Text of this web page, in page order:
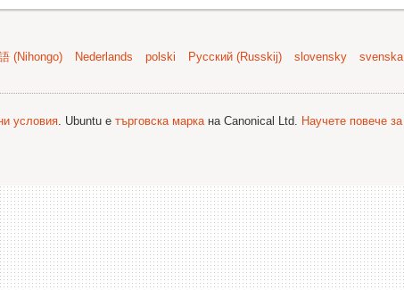
(Nihongo) Nederlands polski Русский (Russkij) slovensky
svenska
условия. Ubuntu е търговска маркана Canonical Ltd. Научете повече за